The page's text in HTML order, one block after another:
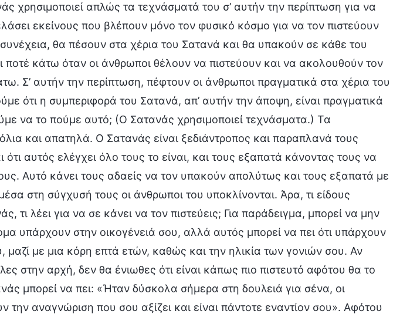
χρησιμοποιεί απλώς τα τεχνάσματά του σ’ αυτήν την περίπτωση για να
εκείνους που βλέπουν μόνο τον φυσικό κόσμο για να τον πιστεύουν
συνέχεια, θα πέσουν στα χέρια του Σατανά και θα υπακούν σε κάθε του
κάτω όταν οι άνθρωποι θέλουν να πιστεύουν και να ακολουθούν τον
Σ’ αυτήν την περίπτωση, πέφτουν οι άνθρωποι πραγματικά στα χέρια του
ότι η συμπεριφορά του Σατανά, απ’ αυτήν την άποψη, είναι πραγματικά
να το πούμε αυτό; (Ο Σατανάς χρησιμοποιεί τεχνάσματα.) Τα
και απατηλά. Ο Σατανάς είναι ξεδιάντροπος και παραπλανά τους
αυτός ελέγχει όλο τους το είναι, και τους εξαπατά κάνοντας τους να
Αυτό κάνει τους αδαείς να τον υπακούν απολύτως και τους εξαπατά με
στη σύγχυσή τους οι άνθρωποι του υποκλίνονται. Άρα, τι είδους
τι λέει για να σε κάνει να τον πιστεύεις; Για παράδειγμα, μπορεί να μην
υπάρχουν στην οικογένειά σου, αλλά αυτός μπορεί να πει ότι υπάρχουν
μαζί με μια κόρη επτά ετών, καθώς και την ηλικία των γονιών σου. Αν
στην αρχή, δεν θα ένιωθες ότι είναι κάπως πιο πιστευτό αφότου θα το
μπορεί να πει: «Ήταν δύσκολα σήμερα στη δουλειά για σένα, οι
την αναγνώριση που σου αξίζει και είναι πάντοτε εναντίον σου». Αφότου